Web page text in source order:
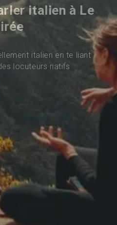
italien à Le
italien en te liant
locuteurs natifs